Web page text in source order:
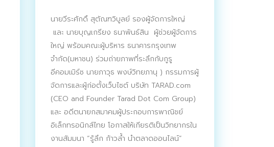
นายวีระศักดิ์ สุตัณฑวิบูลย์ รองผู้จัดการใหญ่
และ นายบุญเกรียง ธนาพันธ์สิน ผู้ช่วยผู้จัดการ
ใหญ่ พร้อมคณะผู้บริหาร ธนาคารกรุงเทพ
จำกัด(มหาชน) ร่วมถ่ายภาพที่ระลึกกับกูรู
อีคอมเมิร์ซ นายภาวุธ พงษ์วิทยภานุ ) กรรมการผู้
จัดการและผู้ก่อตั้งเว็บไซต์ บริษัท TARAD.com
(CEO and Founder Tarad Dot Com Group)
และ อดีตนายกสมาคมผู้ประกอบการพาณิชย์
อิเล็กทรอนิกส์ไทย โอกาสให้เกียรติเป็นวิทยากรใน
งานสัมมนา “รู้ลึก ก้าวล้ำ นำตลาดออนไลน์”